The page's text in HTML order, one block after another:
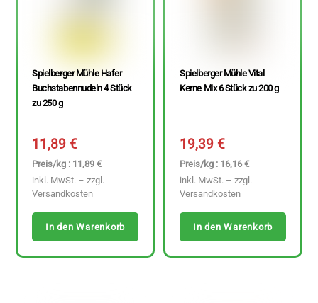
Spielberger Mühle Hafer
Buchstabennudeln 4 Stück
zu 250 g
11,89€
Preis/kg : 11,89 €
inkl. MwSt. – zzgl.
Versandkosten
In den Warenkorb
Spielberger Mühle Vital
Kerne Mix 6 Stück zu 200 g
19,39€
Preis/kg : 16,16 €
inkl. MwSt. – zzgl.
Versandkosten
In den Warenkorb